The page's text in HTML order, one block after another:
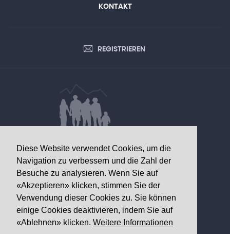
Diese Website verwendet Cookies, um die
Navigation zu verbessern und die Zahl der
Besuche zu analysieren. Wenn Sie auf
«Akzeptieren» klicken, stimmen Sie der
Verwendung dieser Cookies zu. Sie können
einige Cookies deaktivieren, indem Sie auf
«Ablehnen» klicken. Weitere Informationen
KONTAKT
REGISTRIEREN
INTERESSE
Walliser Gesundheitsobservatorium
Av. Grand-Champsec 64
1950 Sitten
Telefon+41 27 603 49 61